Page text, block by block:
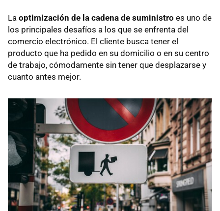
La optimización de la cadena de suministro es uno de
los principales desafíos a los que se enfrenta del
comercio electrónico. El cliente busca tener el
producto que ha pedido en su domicilio o en su centro
de trabajo, cómodamente sin tener que desplazarse y
cuanto antes mejor.